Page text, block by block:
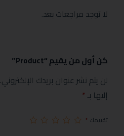
لا توجد مراجعات بعد.
كن أول من يقيم “Product”
لن يتم نشر عنوان بريدك الإلكتروني.
إليها بـ*
تقييمك *